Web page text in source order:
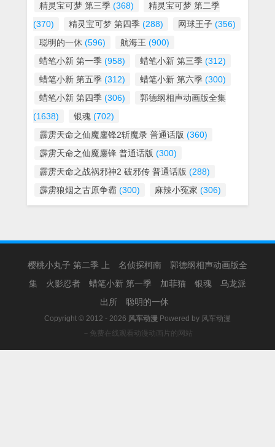
精灵宝可梦 第三季 (368)
精灵宝可梦 第二季
(370)
精灵宝可梦 第四季 (288) 网球王子 (356)
聪明的一休 (596) 航海王 (900)
蜡笔小新 第一季 (958) 蜡笔小新 第三季 (312)
蜡笔小新 第五季 (312) 蜡笔小新 第六季 (300)
蜡笔小新 第四季 (306)
郭德纲相声动画版全集
(1638)
银魂 (702)
霹雳天命之仙魔鏖锋2斩魔录 普通话版 (360)
霹雳天命之仙魔鏖锋 普通话版 (300)
霹雳天命之战祸邪神2 破邪传 普通话版 (288)
霹雳狼烟之古原争霸 (300) 麻辣小冤家 (306)
樱桃小丸子 第二季 上 名侦探柯南
郭德纲相声动画版全
集
火影忍者 蜡笔小新 第一季 加菲猫 银魂
乌龙派
出所
聪明的一休
Copyright © 2012 - 2026 风车动漫 Powered by 风车动漫
－免费在线观看动漫动画片的网站